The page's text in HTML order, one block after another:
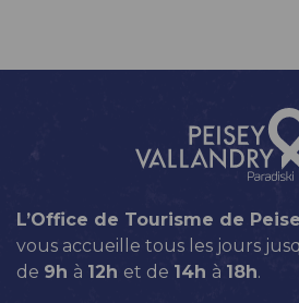
L’Office de Tourisme de
vous accueille tous les jours
de 9h à 12h et de 14h à 18h.